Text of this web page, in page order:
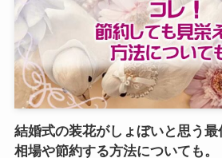
結婚式の装花がしょぼいと思う最
相場や節約する方法についても。